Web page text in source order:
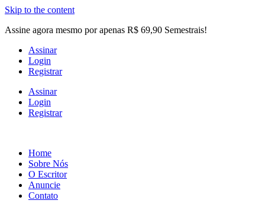
Skip to the content
Assine agora mesmo por apenas R$ 69,90 Semestrais!
Assinar
Login
Registrar
Assinar
Login
Registrar
Home
Sobre Nós
O Escritor
Anuncie
Contato